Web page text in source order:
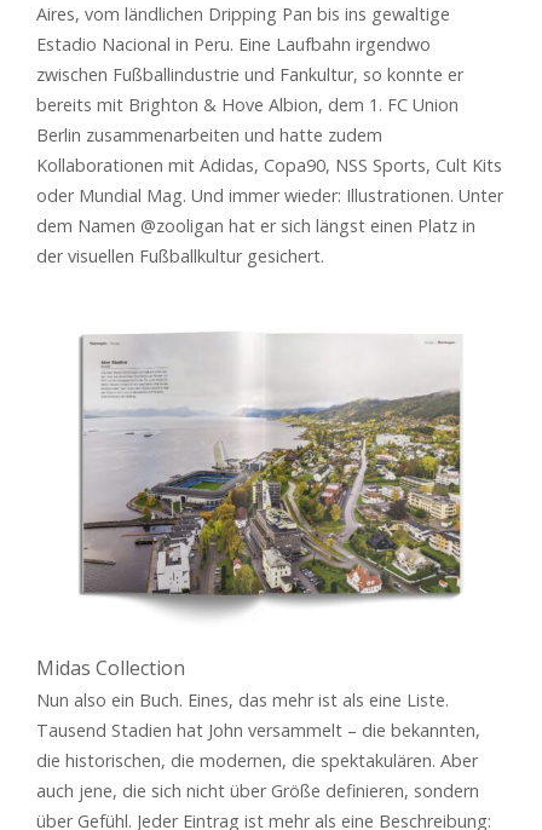
Aires, vom ländlichen Dripping Pan bis ins gewaltige
Estadio Nacional in Peru. Eine Laufbahn irgendwo
zwischen Fußballindustrie und Fankultur, so konnte er
bereits mit Brighton & Hove Albion, dem 1. FC Union
Berlin zusammenarbeiten und hatte zudem
Kollaborationen mit Adidas, Copa90, NSS Sports, Cult Kits
oder Mundial Mag. Und immer wieder: Illustrationen. Unter
dem Namen @zooligan hat er sich längst einen Platz in
der visuellen Fußballkultur gesichert.
Midas Collection
Nun also ein Buch. Eines, das mehr ist als eine Liste.
Tausend Stadien hat John versammelt – die bekannten,
die historischen, die modernen, die spektakulären. Aber
auch jene, die sich nicht über Größe definieren, sondern
über Gefühl. Jeder Eintrag ist mehr als eine Beschreibung: